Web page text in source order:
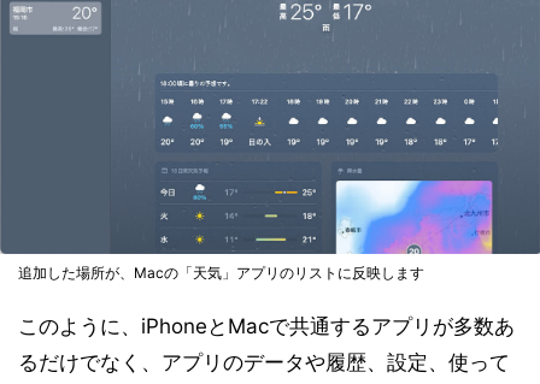
追加した場所が、Macの「天気」アプリのリストに反映します
このように、iPhoneとMacで共通するアプリが多数あ
るだけでなく、アプリのデータや履歴、設定、使って